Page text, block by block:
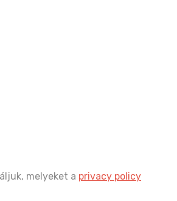
melyeket a privacy policy